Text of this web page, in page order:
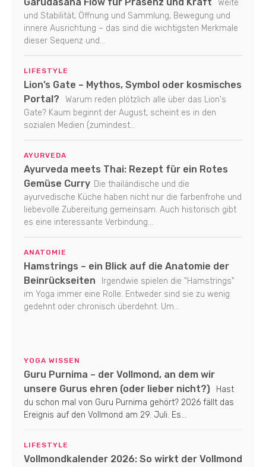
Weite
und Stabilität, Öffnung und Sammlung, Bewegung und
innere Ausrichtung – das sind die wichtigsten Merkmale
dieser Sequenz und...
LIFESTYLE
Lion’s Gate – Mythos, Symbol oder kosmisches
Portal?
Warum reden plötzlich alle über das Lion's
Gate? Kaum beginnt der August, scheint es in den
sozialen Medien (zumindest...
AYURVEDA
Ayurveda meets Thai: Rezept für ein Rotes
Gemüse Curry Die thailändische und die
ayurvedische Küche haben nicht nur die farbenfrohe und
liebevolle Zubereitung gemeinsam. Auch historisch gibt
es eine interessante Verbindung...
ANATOMIE
Hamstrings – ein Blick auf die Anatomie der
Beinrückseiten
Irgendwie spielen die "Hamstrings"
im Yoga immer eine Rolle. Entweder sind sie zu wenig
gedehnt oder chronisch überdehnt. Um...
YOGA WISSEN
Guru Purnima – der Vollmond, an dem wir
unsere Gurus ehren (oder lieber nicht?)
Hast
du schon mal von Guru Purnima gehört? 2026 fällt das
Ereignis auf den Vollmond am 29. Juli. Es...
LIFESTYLE
Vollmondkalender 2026: So wirkt der Vollmond